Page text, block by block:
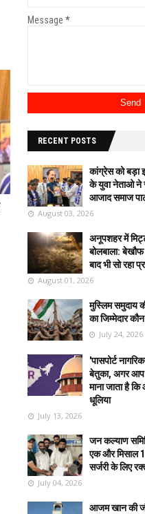
Message *
RECENT POSTS
कांग्रेस को बड़ा
के युवा नेताओ ने
आजाद समाज
August 03, 2026
अनूपशहर में
बोलबाला:
बाद भी सो रहा
August 01, 2026
मुस्लिम समुदाय
का जिम्मेदार
July 24, 2026
'पासपोर्ट
बेतुका, अगर आप
माना जाता है
धूलिया
July 13, 2026
जन कल्याण
एक और मिसाल 18
सर्जरी के लिए
July 04, 2026
आजम खान की